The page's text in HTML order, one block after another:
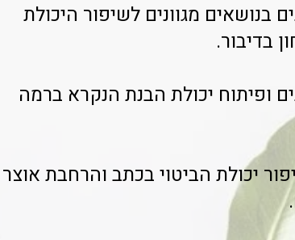
בנושאים מגוונים לשיפור היכולת
בדיבור.
ופיתוח יכולת הבנת הנקרא ברמה
יכולת הביטוי בכתב והרחבת אוצר